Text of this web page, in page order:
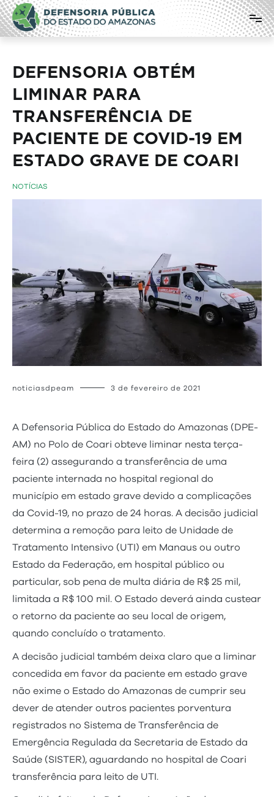
Pular
para
o
conteúdo
Defensoria Pública do Estado do
Amazonas
DEFENSORIA OBTÉM
LIMINAR PARA
TRANSFERÊNCIA DE
PACIENTE DE COVID-19 EM
ESTADO GRAVE DE COARI
NOTÍCIAS
noticiasdpeam 3 de fevereiro de 2021
A Defensoria Pública do Estado do Amazonas (DPE-
AM) no Polo de Coari obteve liminar nesta terça-
feira (2) assegurando a transferência de uma
paciente internada no hospital regional do
município em estado grave devido a complicações
da Covid-19, no prazo de 24 horas. A decisão judicial
determina a remoção para leito de Unidade de
Tratamento Intensivo (UTI) em Manaus ou outro
Estado da Federação, em hospital público ou
particular, sob pena de multa diária de R$ 25 mil,
limitada a R$ 100 mil. O Estado deverá ainda custear
o retorno da paciente ao seu local de origem,
quando concluído o tratamento.
A decisão judicial também deixa claro que a liminar
concedida em favor da paciente em estado grave
não exime o Estado do Amazonas de cumprir seu
dever de atender outros pacientes porventura
registrados no Sistema de Transferência de
Emergência Regulada da Secretaria de Estado da
Saúde (SISTER), aguardando no hospital de Coari
transferência para leito de UTI.